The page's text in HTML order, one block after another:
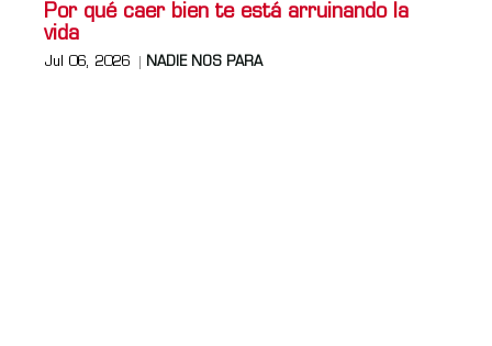
Por qué caer bien te está arruinando la
vida
Jul 06, 2026 NADIE NOS PARA